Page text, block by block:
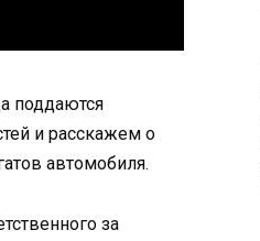
поддаются
и расскажем о
автомобиля.
за